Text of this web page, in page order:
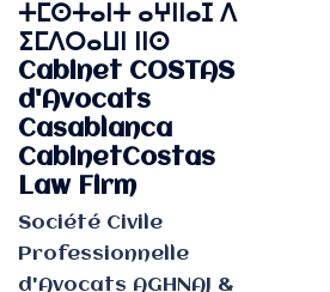
ⵜⵎⵙⵜⴰⵏⵜ ⴰⵖⵏⵏⴰⵊ ⴷ
ⵉⵎⴷⵔⴰⵡⵏ ⵏⵏⵙ
Cabinet COSTAS
d'Avocats
Casablanca
CabinetCostas
Law Firm
Société Civile
Professionnelle
d'Avocats AGHNAJ &